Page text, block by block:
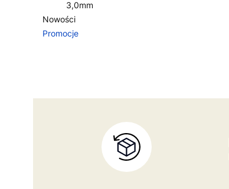
3,0mm
Nowości
Promocje